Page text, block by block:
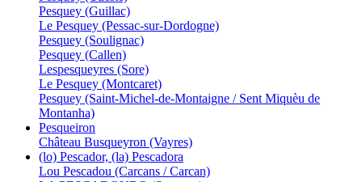
Pesquey (Guillac)
Le Pesquey (Pessac-sur-Dordogne)
Pesquey (Soulignac)
Pesquey (Callen)
Lespesqueyres (Sore)
Le Pesquey (Montcaret)
Pesquey (Saint-Michel-de-Montaigne / Sent Miquèu de
Montanha)
Pesqueiron
Château Busqueyron (Vayres)
(lo) Pescador, (la) Pescadora
Lou Pescadou (Carcans / Carcan)